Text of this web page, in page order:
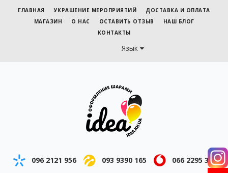
ГЛАВНАЯ УКРАШЕНИЕ МЕРОПРИЯТИЙ
ДОСТАВКА И ОПЛАТА
МАГАЗИН
О НАС ОСТАВИТЬ ОТЗЫВ
НАШ БЛОГ
КОНТАКТЫ
Язык
096 2121 956 093 9390 165 066 2295 343